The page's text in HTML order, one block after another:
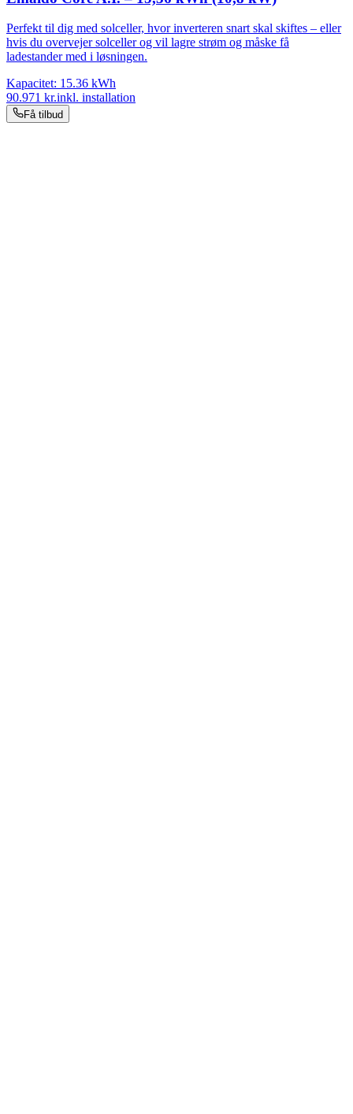
Perfekt til dig med solceller, hvor inverteren snart skal skiftes – eller
hvis du overvejer solceller og vil lagre strøm og måske få
ladestander med i løsningen.
Kapacitet: 15.36 kWh
90.971 kr.inkl. installation
Få tilbud